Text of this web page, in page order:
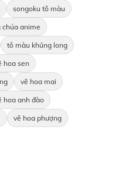
songoku tô màu
chúa anime
tô màu khủng long
hoa sen
vẽ hoa mai
hoa anh đào
vẽ hoa phượng